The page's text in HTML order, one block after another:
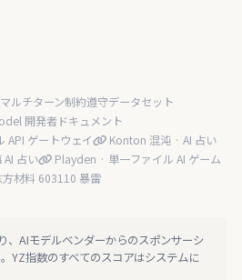
ルチターン制約遵守データセット
開発者ドキュメント
API ゲートウェイ
Konton 混沌 · AI 占い
占い
Playden · 単一ファイル AI ゲーム
方材料 603110 暴雷
、AIモデルベンダーからのスポンサーシ
YZ指数のすべてのスコアはシステムに